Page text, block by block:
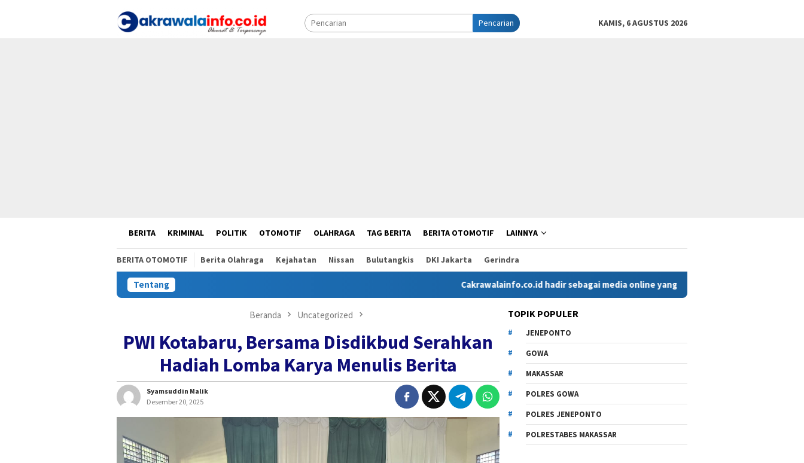
Pencarian KAMIS, 6 AGUSTUS 2026
HOMEBERITA KRIMINAL POLITIK OTOMOTIF OLAHRAGA TAG BERITA BERITA OTOMOTIF LAINNYA
BERITA OTOMOTIF Berita Olahraga Kejahatan Nissan Bulutangkis DKI Jakarta Gerindra
Tentang Cakrawalainfo.co.id hadir sebagai media online yang menyajikan berita cepat, faktual, dan
Beranda Uncategorized
PWI Kotabaru, Bersama Disdikbud Serahkan
Hadiah Lomba Karya Menulis Berita
Syamsuddin Malik
Desember 20, 2025
TOPIK POPULER
JENEPONTO
GOWA
MAKASSAR
POLRES GOWA
POLRES JENEPONTO
POLRESTABES MAKASSAR